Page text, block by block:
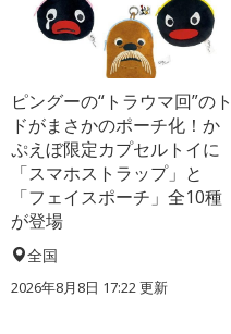
ピングーの“トラウマ回”のト
ドがまさかのポーチ化！か
ぷえぼ限定カプセルトイに
「スマホストラップ」と
「フェイスポーチ」全10種
が登場
全国
2026年8月8日 17:22更新